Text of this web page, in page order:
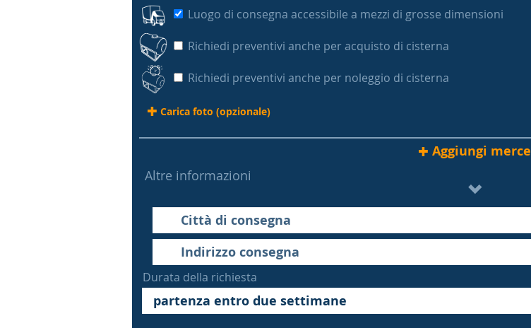
Luogo di consegna accessibile a mezzi di grosse dimensioni
Richiedi preventivi anche per acquisto di cisterna
Richiedi preventivi anche per noleggio di cisterna
Carica foto (opzionale)
Aggiungi merce
Altre informazioni
Durata della richiesta